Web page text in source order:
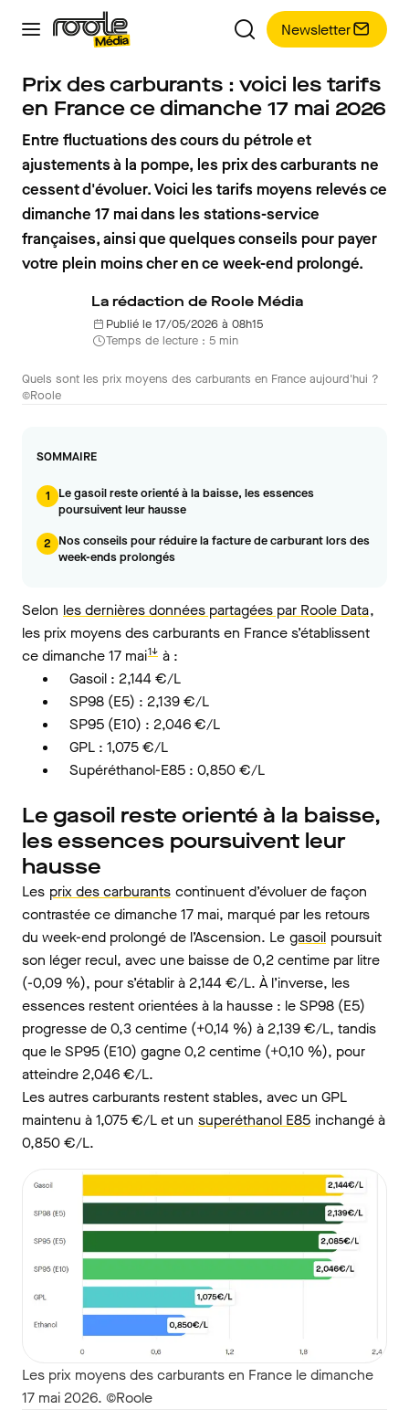
Newsletter
Prix des carburants : voici les tarifs
en France ce dimanche 17 mai 2026
Entre fluctuations des cours du pétrole et
ajustements à la pompe, les prix des carburants ne
cessent d'évoluer. Voici les tarifs moyens relevés ce
dimanche 17 mai dans les stations-service
françaises, ainsi que quelques conseils pour payer
votre plein moins cher en ce week-end prolongé.
La rédaction de Roole Média
Publié le 17/05/2026 à 08h15
Temps de lecture : 5 min
Quels sont les prix moyens des carburants en France aujourd'hui ?
©Roole
SOMMAIRE
1
Le gasoil reste orienté à la baisse, les essences
poursuivent leur hausse
2 Nos conseils pour réduire la facture de carburant lors des
week-ends prolongés
Selon les dernières données partagées par Roole Data,
les prix moyens des carburants en France s’établissent
ce dimanche 17 mai1↓ à :
Gasoil : 2,144 €/L
SP98 (E5) : 2,139 €/L
SP95 (E10) : 2,046 €/L
GPL : 1,075 €/L
Supéréthanol-E85 : 0,850 €/L
Le gasoil reste orienté à la baisse,
les essences poursuivent leur
hausse
Les prix des carburants continuent d’évoluer de façon
contrastée ce dimanche 17 mai, marqué par les retours
du week-end prolongé de l’Ascension. Le gasoil poursuit
son léger recul, avec une baisse de 0,2 centime par litre
(-0,09 %), pour s’établir à 2,144 €/L. À l’inverse, les
essences restent orientées à la hausse : le SP98 (E5)
progresse de 0,3 centime (+0,14 %) à 2,139 €/L, tandis
que le SP95 (E10) gagne 0,2 centime (+0,10 %), pour
atteindre 2,046 €/L.
Les autres carburants restent stables, avec un GPL
maintenu à 1,075 €/L et un superéthanol E85 inchangé à
0,850 €/L.
Les prix moyens des carburants en France le dimanche
17 mai 2026. ©Roole